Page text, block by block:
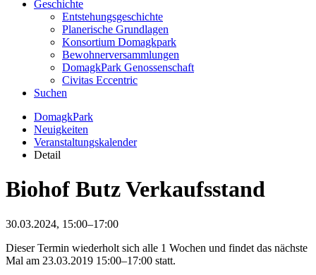
Geschichte
Entstehungsgeschichte
Planerische Grundlagen
Konsortium Domagkpark
Bewohnerversammlungen
DomagkPark Genossenschaft
Civitas Eccentric
Suchen
DomagkPark
Neuigkeiten
Veranstaltungskalender
Detail
Biohof Butz Verkaufsstand
30.03.2024, 15:00–17:00
Dieser Termin wiederholt sich alle 1 Wochen und findet das nächste
Mal am 23.03.2019 15:00–17:00 statt.